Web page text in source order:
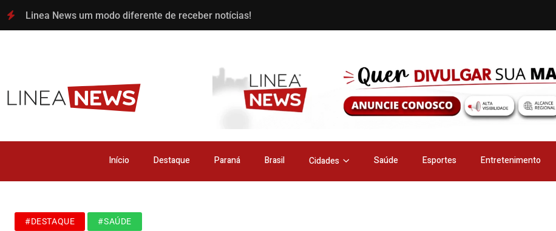
Linea News um modo diferente de receber notícias!
Início Destaque Paraná Brasil Cidades Saúde Esportes Entretenimento
#DESTAQUE #SAÚDE